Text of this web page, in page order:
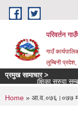
Skip to main content
परिवर्तन
गाउँ
लुम्बिनी
प्रमुख सामाचार >
शिक्षक/शिक्षिका सरुवा सम्बन्धमा
You are
Home » आ‍.व.०७६।०७७ मा